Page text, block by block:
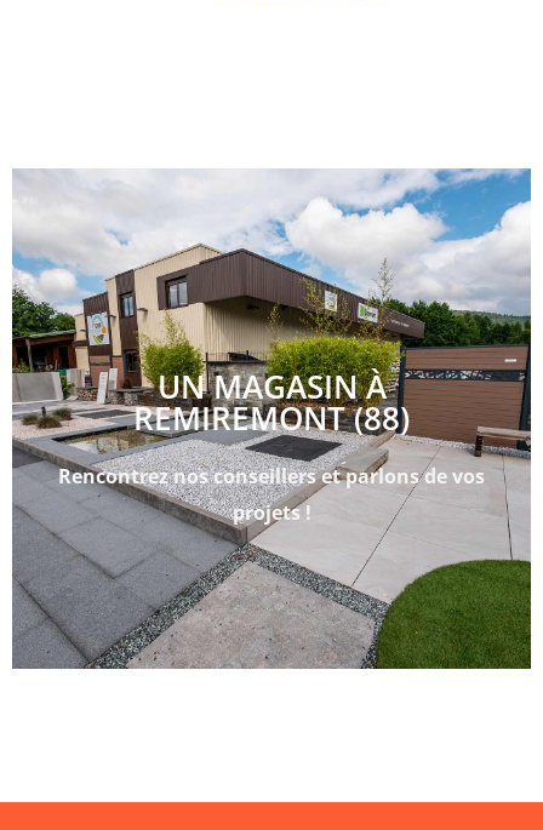
UN MAGASIN À
REMIREMONT (88)
Rencontrez nos conseillers et parlons de vos
projets !